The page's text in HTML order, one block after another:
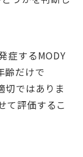
症するMODY
齢だけで
切ではありま
て評価するこ